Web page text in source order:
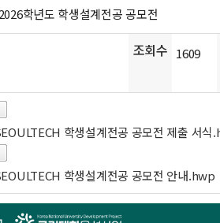
학년도 학생설계전공 공모전
조회수 1609
학생설계전공 공모전 제출 서식
학생설계전공 공모전 안내.hwp